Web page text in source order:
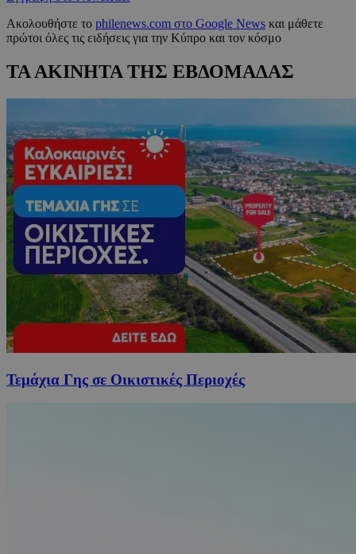
Ακολουθήστε το philenews.com στο Google News και μάθετε
πρώτοι όλες τις ειδήσεις για την Κύπρο και τον κόσμο
ΤΑ ΑΚΙΝΗΤΑ ΤΗΣ ΕΒΔΟΜΑΔΑΣ
Τεμάχια Γης σε Οικιστικές Περιοχές